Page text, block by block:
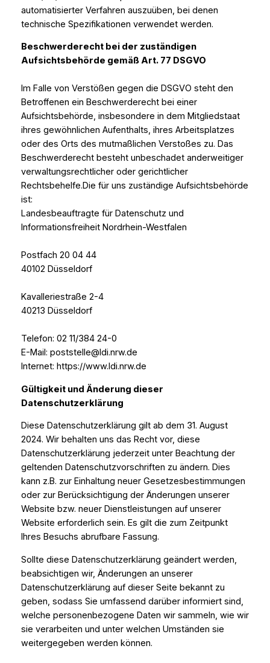
automatisierter Verfahren auszuüben, bei denen
technische Spezifikationen verwendet werden.
Beschwerderecht bei der zuständigen
Aufsichtsbehörde gemäß Art. 77 DSGVO
Im Falle von Verstößen gegen die DSGVO steht den
Betroffenen ein Beschwerderecht bei einer
Aufsichtsbehörde, insbesondere in dem Mitgliedstaat
ihres gewöhnlichen Aufenthalts, ihres Arbeitsplatzes
oder des Orts des mutmaßlichen Verstoßes zu. Das
Beschwerderecht besteht unbeschadet anderweitiger
verwaltungsrechtlicher oder gerichtlicher
Rechtsbehelfe.Die für uns zuständige Aufsichtsbehörde
ist:
Landesbeauftragte für Datenschutz und
Informationsfreiheit Nordrhein-Westfalen
Postfach 20 04 44
40102 Düsseldorf
Kavalleriestraße 2-4
40213 Düsseldorf
Telefon: 02 11/384 24-0
E-Mail: poststelle@ldi.nrw.de
Internet: https://www.ldi.nrw.de
Gültigkeit und Änderung dieser
Datenschutzerklärung
Diese Datenschutzerklärung gilt ab dem 31. August
2024. Wir behalten uns das Recht vor, diese
Datenschutzerklärung jederzeit unter Beachtung der
geltenden Datenschutzvorschriften zu ändern. Dies
kann z.B. zur Einhaltung neuer Gesetzesbestimmungen
oder zur Berücksichtigung der Änderungen unserer
Website bzw. neuer Dienstleistungen auf unserer
Website erforderlich sein. Es gilt die zum Zeitpunkt
Ihres Besuchs abrufbare Fassung.
Sollte diese Datenschutzerklärung geändert werden,
beabsichtigen wir, Änderungen an unserer
Datenschutzerklärung auf dieser Seite bekannt zu
geben, sodass Sie umfassend darüber informiert sind,
welche personenbezogene Daten wir sammeln, wie wir
sie verarbeiten und unter welchen Umständen sie
weitergegeben werden können.